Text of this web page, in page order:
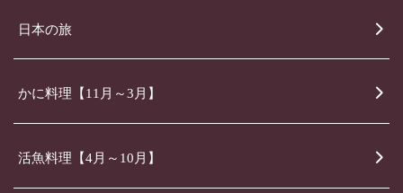
日本の旅
かに料理【11月～3月】
活魚料理【4月～10月】